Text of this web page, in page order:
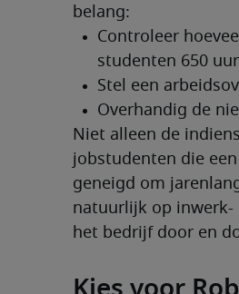
belang:
Niet alleen de
jobstudenten die
geneigd om
natuurlijk op inwerk-
het bedrijf door en